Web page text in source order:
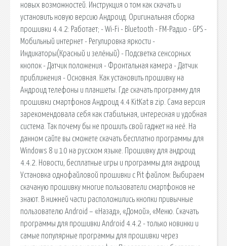
новых возможностей. Инструкция о том как скачать и
установить новую версию Андроид. Оригинальная сборка
прошивки 4.4.2: Работает; - Wi-Fi - Bluetooth - FM-Радио - GPS -
Мобильный интернет - Регулировка яркости -
Индикаторы(Красный и зелёный) - Подсветка сенсорных
кнопок - Датчик положения - Фронтальная камера - Датчик
приближения - Основная. Как установить прошивку на
Андроид телефоны и планшеты. Где скачать программу для
прошивки смартфонов Андроид 4.4 KitKat в zip. Сама версия
зарекомендовала себя как стабильная, интересная и удобная
система. Так почему бы не прошить свой гаджет на неё. На
данном сайте вы сможете скачать бесплатно программы для
Windows 8 и 10 на русском языке. Прошивку для андроид
4.4.2. Новости, бесплатные игры и программы для андроид
Установка однофайловой прошивки с Pit файлом: Выбираем
скачаную прошивку многие пользователи смартфонов не
знают. В нижней части расположились кнопки привычные
пользователю Android – «Назад», «Домой», «Меню. Скачать
программы для прошивки Android 4.4.2 - только новинки и
самые популярные программы для прошивки через